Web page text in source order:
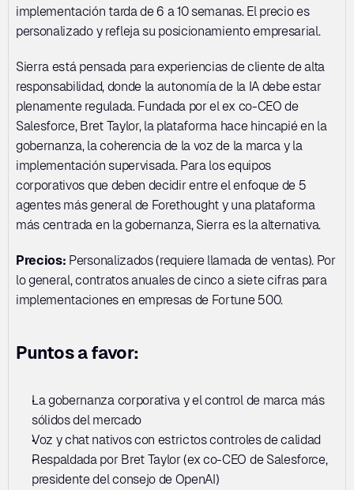
implementación tarda de 6 a 10 semanas. El precio es
personalizado y refleja su posicionamiento empresarial.
Sierra está pensada para experiencias de cliente de alta
responsabilidad, donde la autonomía de la IA debe estar
plenamente regulada. Fundada por el ex co-CEO de
Salesforce, Bret Taylor, la plataforma hace hincapié en la
gobernanza, la coherencia de la voz de la marca y la
implementación supervisada. Para los equipos
corporativos que deben decidir entre el enfoque de 5
agentes más general de Forethought y una plataforma
más centrada en la gobernanza, Sierra es la alternativa.
Precios: Personalizados (requiere llamada de ventas). Por
lo general, contratos anuales de cinco a siete cifras para
implementaciones en empresas de Fortune 500.
Puntos a favor:
La gobernanza corporativa y el control de marca más
sólidos del mercado
Voz y chat nativos con estrictos controles de calidad
Respaldada por Bret Taylor (ex co-CEO de Salesforce,
presidente del consejo de OpenAI)